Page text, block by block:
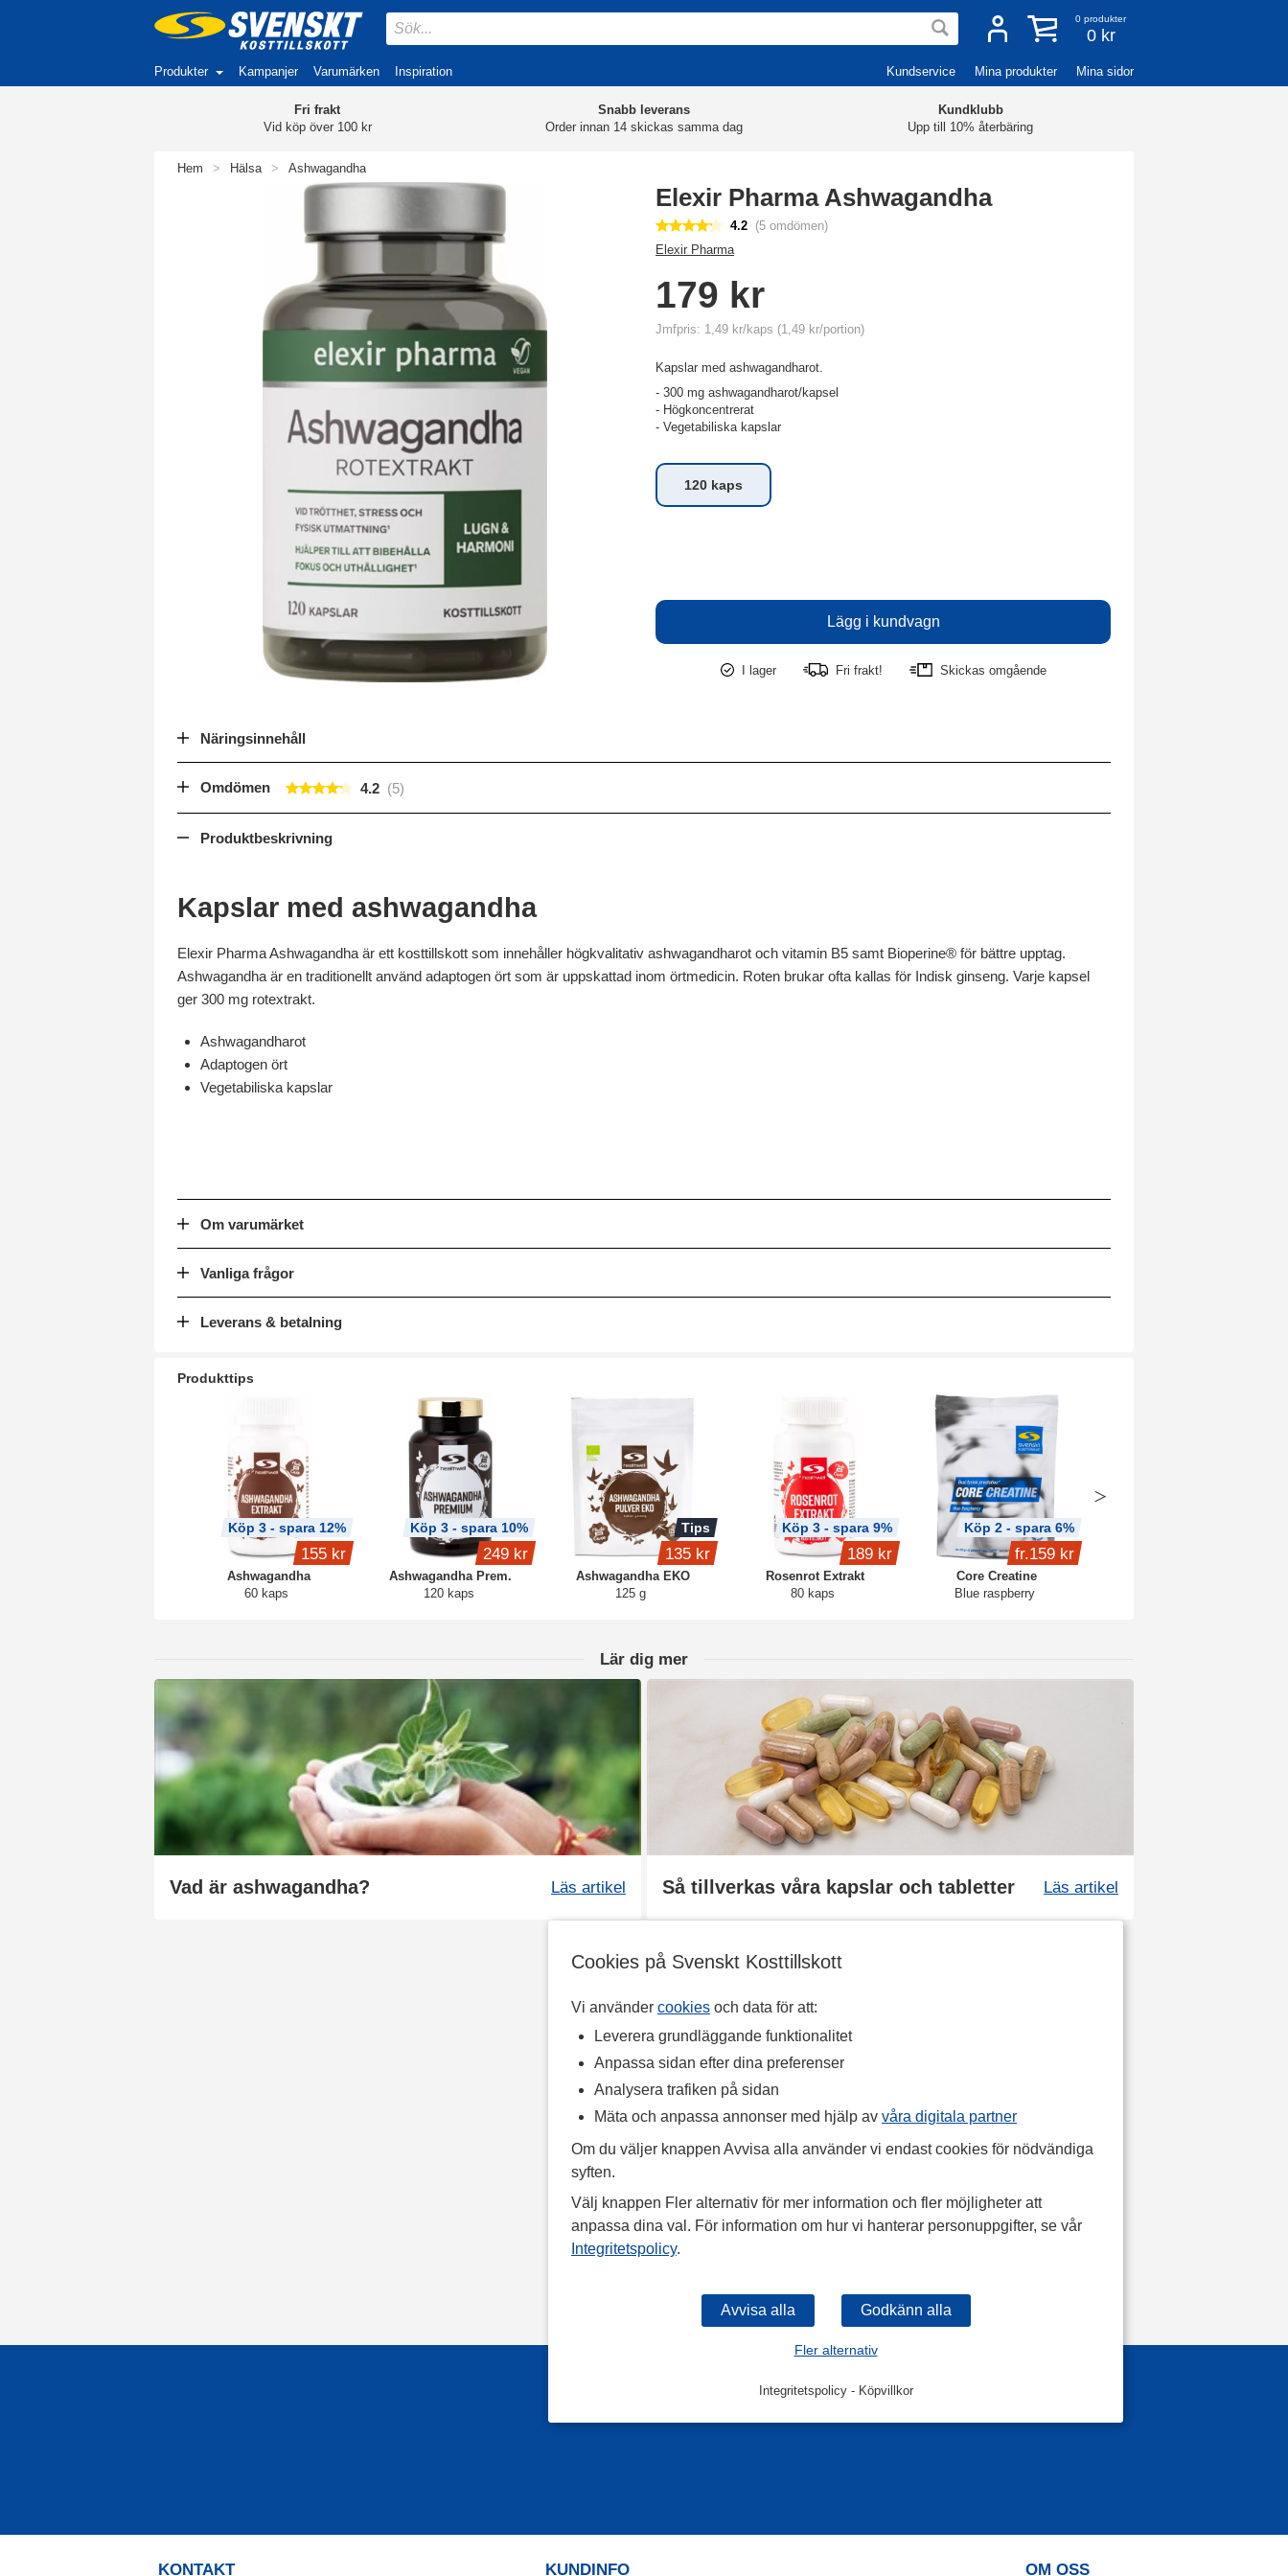
Cookies på Svenskt Kosttillskott
Vi använder cookies och data för att:
Leverera grundläggande funktionalitet
Anpassa sidan efter dina preferenser
Analysera trafiken på sidan
Mäta och anpassa annonser med hjälp av våra digitala partner
Om du väljer knappen Avvisa alla använder vi endast cookies för nödvändiga
syften.
Välj knappen Fler alternativ för mer information och fler möjligheter att
anpassa dina val. För information om hur vi hanterar personuppgifter, se vår
Integritetspolicy.
Fler alternativ
Integritetspolicy- Köpvillkor
0 produkter
0 kr
Produkter Kampanjer Varumärken Inspiration Kundservice Mina produkter Mina sidor
Fri frakt
Vid köp över 100 kr
Snabb leverans
Order innan 14 skickas samma dag
Kundklubb
Upp till 10% återbäring
Hem > Hälsa > Ashwagandha
Elexir Pharma Ashwagandha
4.2 (5 omdömen)
Elexir Pharma
179 kr
Jmfpris: 1,49 kr/kaps (1,49 kr/portion)
Kapslar med ashwagandharot.
- 300 mg ashwagandharot/kapsel
- Högkoncentrerat
- Vegetabiliska kapslar
120 kaps
I lager Fri frakt! Skickas omgående
Näringsinnehåll
Omdömen 4.2
Produktbeskrivning
Kapslar med ashwagandha
Elexir Pharma Ashwagandha är ett kosttillskott som innehåller högkvalitativ ashwagandharot och vitamin B5 samt Bioperine® för bättre upptag.
Ashwagandha är en traditionellt använd adaptogen ört som är uppskattad inom örtmedicin. Roten brukar ofta kallas för Indisk ginseng. Varje kapsel
ger 300 mg rotextrakt.
Ashwagandharot
Adaptogen ört
Vegetabiliska kapslar
Om varumärket
Vanliga frågor
Leverans & betalning
Produkttips
Ashwagandha
60 kaps
Köp 3 - spara 12%
155 kr
Ashwagandha Prem.
120 kaps
Köp 3 - spara 10%
249 kr
Ashwagandha EKO
125 g
Tips
135 kr
Rosenrot Extrakt
80 kaps
Köp 3 - spara 9%
189 kr
Core Creatine
Blue raspberry
Köp 2 - spara 6%
fr.159 kr
Lär dig mer
Vad är ashwagandha? Läs artikel Så tillverkas våra kapslar och tabletter Läs artikel
KONTAKT KUNDINFO OM OSS